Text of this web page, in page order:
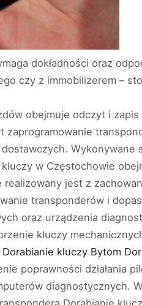
dokładności oraz
czy z immobilizerem –
obejmuje odczyt i
zaprogramowanie
w Częstochowie
jest z
transponderów i
oraz urządzenia
kluczy
Dorabianie kluczy Bytom
poprawności działania
diagnostycznych.